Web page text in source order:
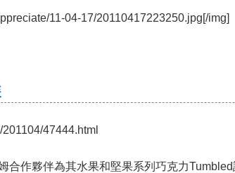
11-04-17/20110417223250.jpg[/img]
47444.html
合作夥伴為其水果和堅果系列巧克力